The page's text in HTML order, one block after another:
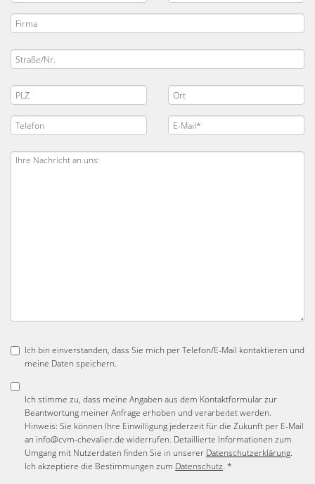
Ich bin einverstanden, dass Sie mich per Telefon/E-Mail kontaktieren und
meine Daten speichern.
Ich stimme zu, dass meine Angaben aus dem Kontaktformular zur
Beantwortung meiner Anfrage erhoben und verarbeitet werden.
Hinweis: Sie können Ihre Einwilligung jederzeit für die Zukunft per E-Mail
an info@cvm-chevalier.de widerrufen. Detaillierte Informationen zum
Umgang mit Nutzerdaten finden Sie in unserer Datenschutzerklärung.
Ich akzeptiere die Bestimmungen zum Datenschutz. *